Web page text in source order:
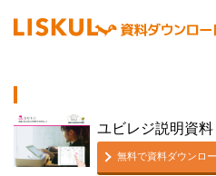
ユビレジ説明資料
無料で資料ダウンロ